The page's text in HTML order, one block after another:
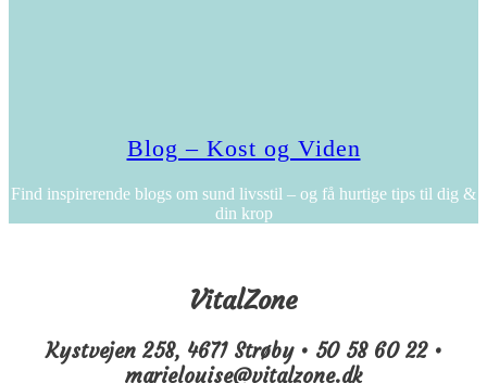
Blog – Kost og Viden
Find inspirerende blogs om sund livsstil – og få hurtige tips til dig &
din krop
VitalZone
Kystvejen 258, 4671 Strøby • 50 58 60 22 •
marielouise@vitalzone.dk